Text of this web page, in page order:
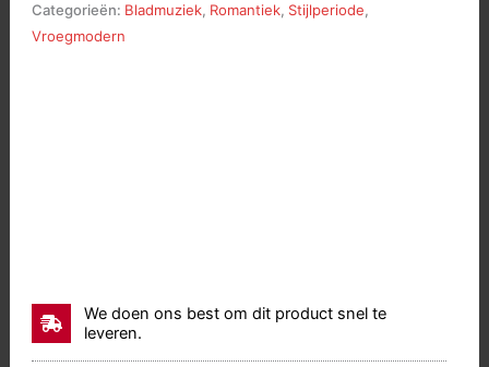
We doen ons best om dit product snel te
leveren.
thema
Categorieën: Bladmuziek, Romantiek, Stijlperiode,
Vroegmodern